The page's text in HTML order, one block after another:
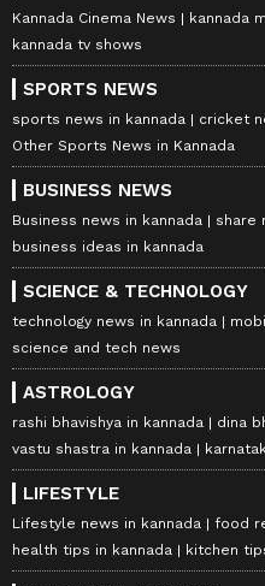
Kannada Cinema News kannada
kannada tv shows
SPORTS NEWS
sports news in kannada
cricket
Other Sports News in Kannada
BUSINESS NEWS
Business news in kannada
share
business ideas in kannada
SCIENCE & TECHNOLOGY
technology news in kannada
science and tech news
ASTROLOGY
rashi bhavishya in kannada dina
vastu shastra in kannada
LIFESTYLE
Lifestyle news in kannada
food
health tips in kannada
kitchen